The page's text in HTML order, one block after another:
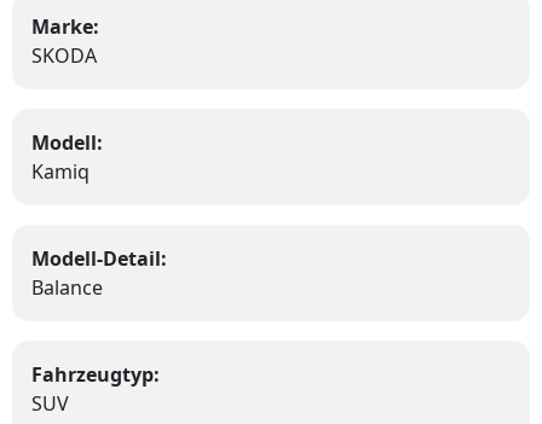
Marke:
SKODA
Modell:
Kamiq
Modell-Detail:
Balance
Fahrzeugtyp:
SUV